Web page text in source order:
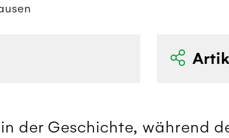
der Geschichte, während